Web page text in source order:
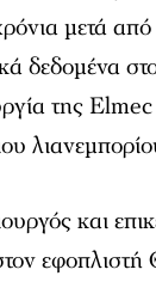
μετά
δεδομένα
της
και